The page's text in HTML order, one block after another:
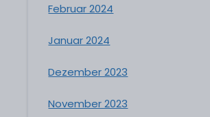
Februar 2024
Januar 2024
Dezember 2023
November 2023